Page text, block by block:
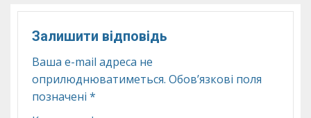
Залишити відповідь
Ваша e-mail адреса не
оприлюднюватиметься. Обов’язкові поля
позначені *